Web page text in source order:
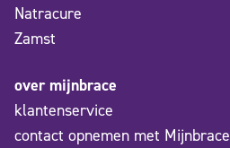
Natracure
Zamst
over mijnbrace
klantenservice
contact opnemen met Mijnbrace